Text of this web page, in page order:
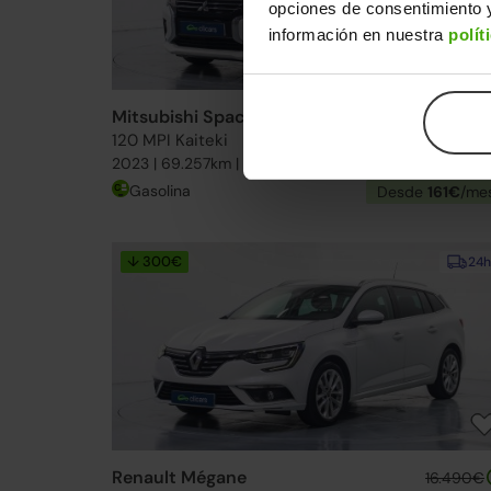
opciones de consentimiento
información en nuestra
Mitsubishi Space Star
120 MPI Kaiteki
2023 | 69.257km | 71CV | Manual
13.990€
Gasolina Desde 161€/
24h
↓ 300€
Renault Mégane 16.490€